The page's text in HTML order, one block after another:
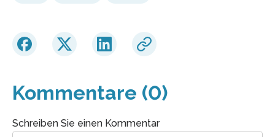
Kommentare (0)
Schreiben Sie einen Kommentar